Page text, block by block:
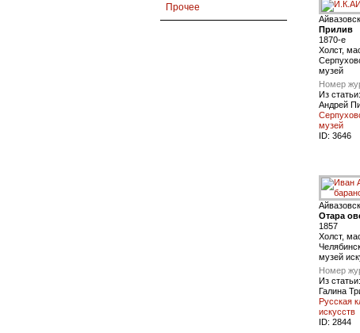
Прочее
Прилив
1870-е
Холст,
музей
Номер
Из статьи:
Андрей
музей
ID: 3646
Отара
1857
Холст,
музей
Номер
Из статьи:
Галина
Русская
искусств
ID: 2844